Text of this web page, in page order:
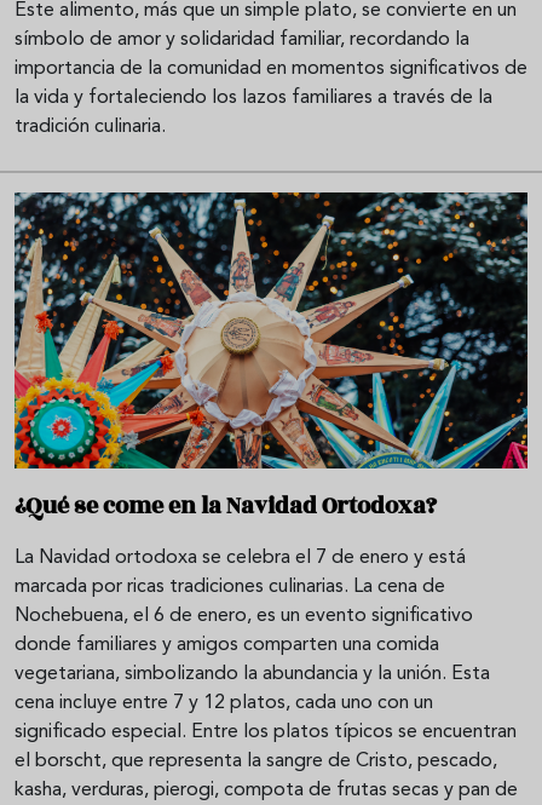
Este alimento, más que un simple plato, se convierte en un
símbolo de amor y solidaridad familiar, recordando la
importancia de la comunidad en momentos significativos de
la vida y fortaleciendo los lazos familiares a través de la
tradición culinaria.
¿Qué se come en la Navidad Ortodoxa?
La Navidad ortodoxa se celebra el 7 de enero y está
marcada por ricas tradiciones culinarias. La cena de
Nochebuena, el 6 de enero, es un evento significativo
donde familiares y amigos comparten una comida
vegetariana, simbolizando la abundancia y la unión. Esta
cena incluye entre 7 y 12 platos, cada uno con un
significado especial. Entre los platos típicos se encuentran
el borscht, que representa la sangre de Cristo, pescado,
kasha, verduras, pierogi, compota de frutas secas y pan de